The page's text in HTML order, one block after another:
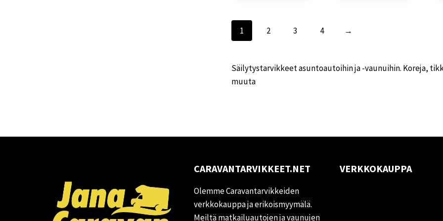
1 2 3 4 →
Säilytystarvikkeet asuntoautoihin ja -vaunuihin. Koreja,
muuta
CARAVANTARVIKKEET.NET
Olemme Caravantarvikkeiden
verkkokauppa ja erikoismyymälä.
Meiltä matkailuautojen ja vaunujen
VERKKOKAUPPA